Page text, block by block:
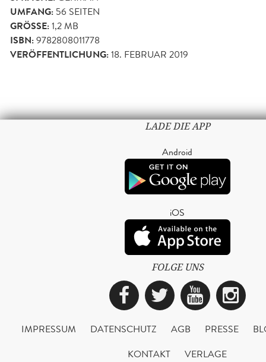
UMFANG: 56 SEITEN
GRÖSSE: 1,2 MB
ISBN:9782808011778
VERÖFFENTLICHUNG:18. FEBRUAR 2019
LADE DIE APP
Android
iOS
FOLGE UNS
Facebook
Twitter
IMPRESSUM DATENSCHUTZ AGB PRESSE
KONTAKT
VERLAGE